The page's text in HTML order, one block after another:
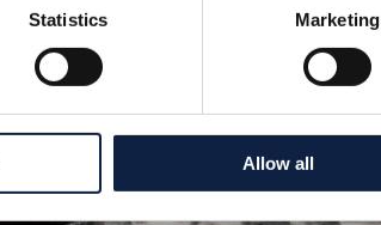
Statistics Marketing
Allow all